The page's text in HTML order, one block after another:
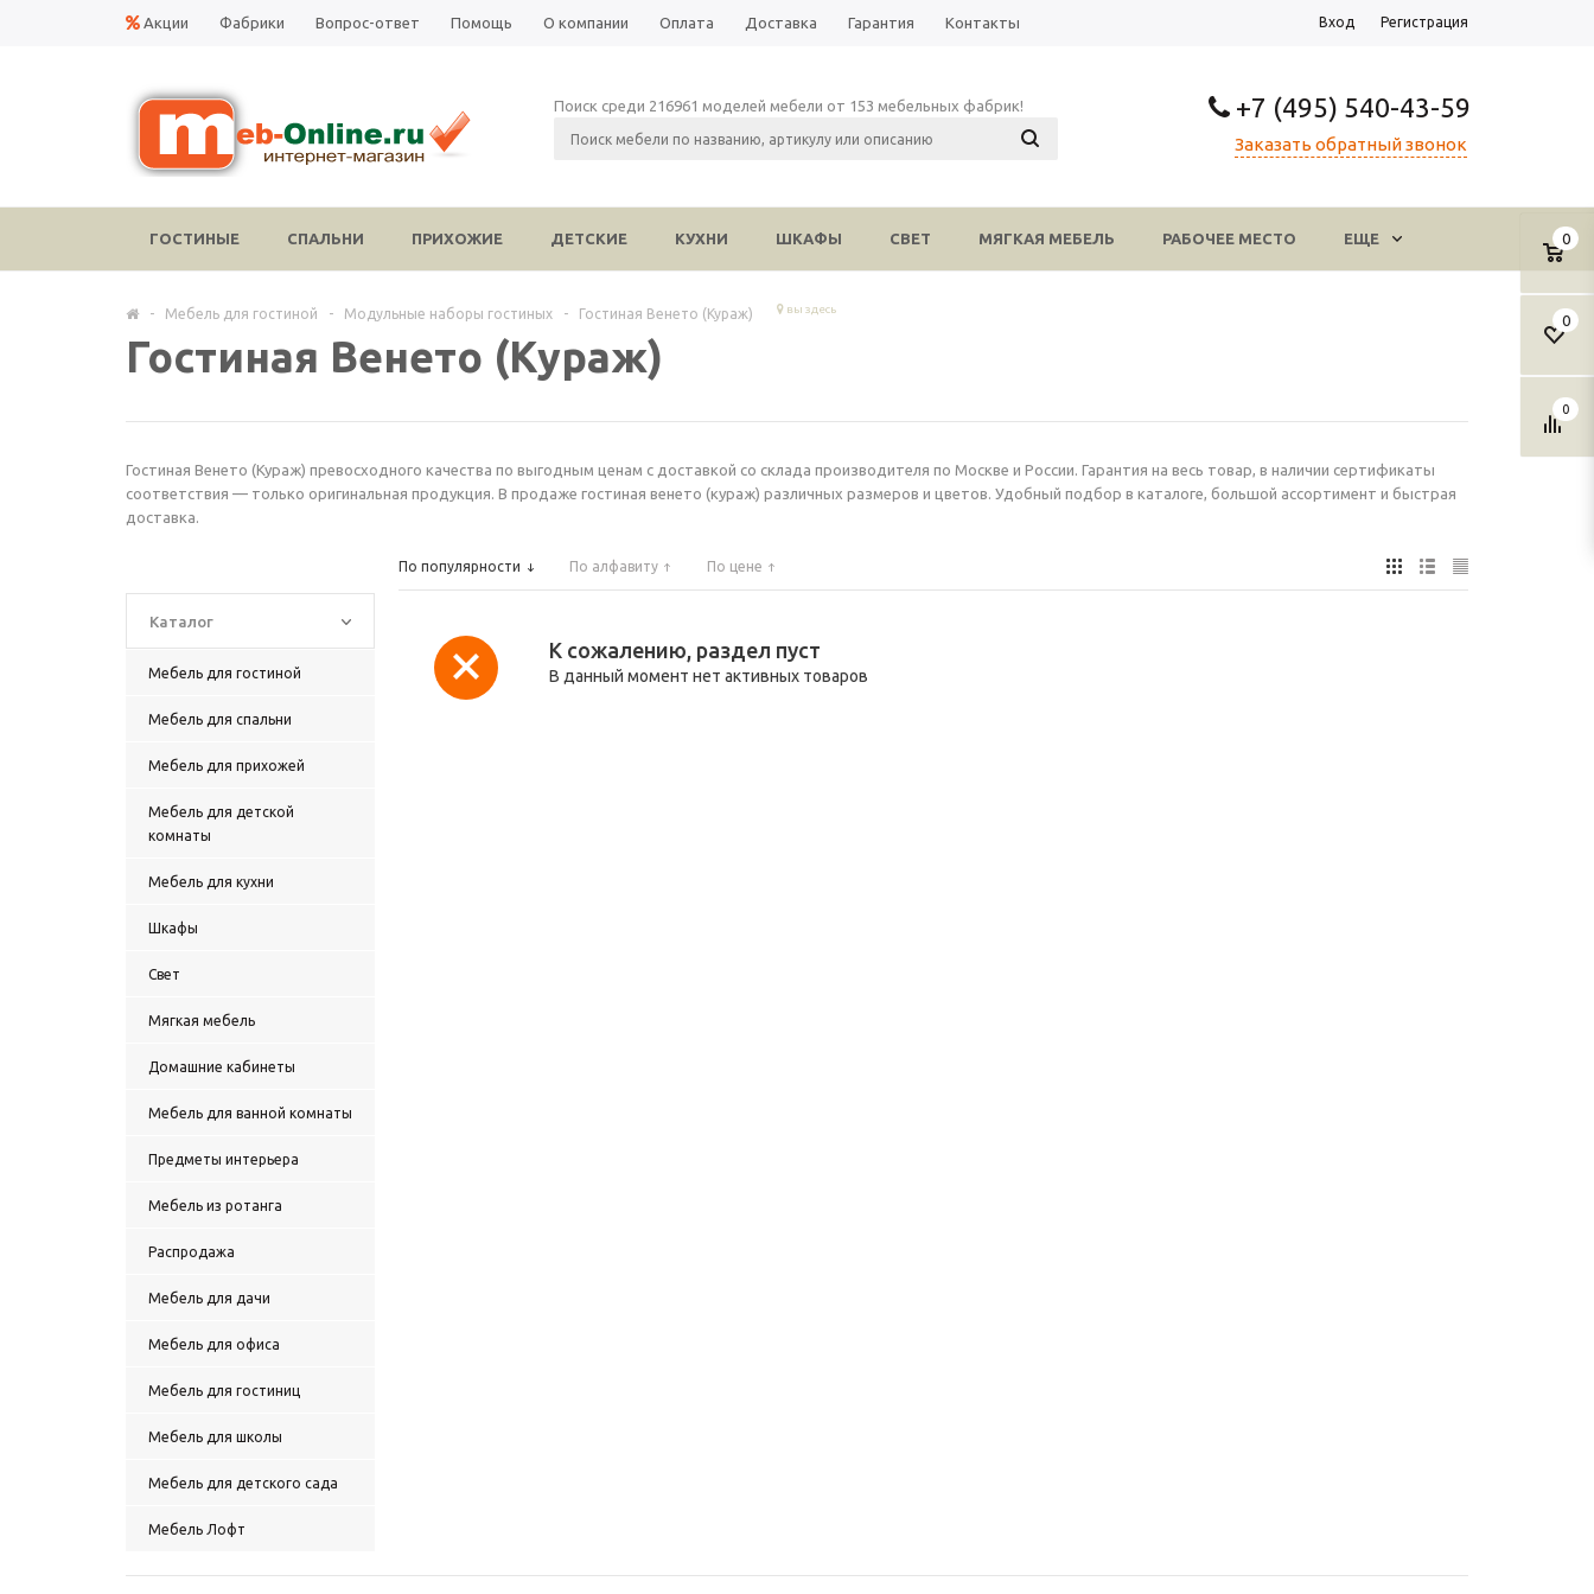
Акции Фабрики Вопрос-ответ Помощь О компании Оплата Доставка Гарантия Контакты Вход Регистрация
+7 (495) 540-43-59
Заказать обратный звонок
Поиск среди 216961 моделей мебели от 153 мебельных фабрик!
0
0
0
ГОСТИНЫЕ СПАЛЬНИ ПРИХОЖИЕ ДЕТСКИЕ КУХНИ ШКАФЫ СВЕТ МЯГКАЯ МЕБЕЛЬ РАБОЧЕЕ МЕСТО ЕЩЕ
- Мебель для гостиной - Модульные наборы гостиных - Гостиная Венето (Кураж) вы здесь
Гостиная Венето (Кураж)
Гостиная Венето (Кураж) превосходного качества по выгодным ценам с доставкой со склада производителя по Москве и России. Гарантия на весь товар, в наличии сертификаты
соответствия — только оригинальная продукция. В продаже гостиная венето (кураж) различных размеров и цветов. Удобный подбор в каталоге, большой ассортимент и быстрая
доставка.
Каталог
Мебель для гостиной
Мебель для спальни
Мебель для прихожей
Мебель для детской
комнаты
Мебель для кухни
Шкафы
Свет
Мягкая мебель
Домашние кабинеты
Мебель для ванной комнаты
Предметы интерьера
Мебель из ротанга
Распродажа
Мебель для дачи
Мебель для офиса
Мебель для гостиниц
Мебель для школы
Мебель для детского сада
Мебель Лофт
По популярности По алфавиту По цене
К сожалению, раздел пуст
В данный момент нет активных товаров